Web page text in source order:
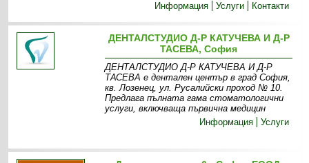
Информация
Услуги Контакти
ДЕНТАЛСТУДИО Д-Р КАТУЧЕВА И Д-Р
ТАСЕВА, София
ДЕНТАЛСТУДИО Д-Р КАТУЧЕВА И Д-Р
ТАСЕВА е дентален център в град София,
кв. Лозенец, ул. Русалийски проход № 10.
Предлага пълната гама стоматологични
услуги, включваща първична медицин
Информация
Услуги